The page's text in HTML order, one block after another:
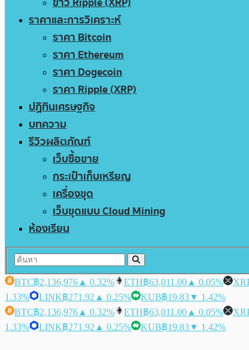
ราคาและการวิเคราะห์
ราคา Bitcoin
ราคา Ethereum
ราคา Dogecoin
ราคา Ripple (XRP)
ปฏิทินเศรษฐกิจ
บทความ
รีวิวผลิตภัณฑ์
เว็บซื้อขาย
กระเป๋าเก็บเหรียญ
เครื่องขุด
เว็บขุดแบบ Cloud Mining
ห้องเรียน
BTC฿2,136,976 ▲ 0.32% ETH฿63,011.00 ▲ 0.05%
1.33%
LINK฿271.92 ▲ 0.25% KUB฿19.83▼ 1.42%
BTC฿2,136,976 ▲ 0.32% ETH฿63,011.00 ▲ 0.05%
1.33%
LINK฿271.92 ▲ 0.25% KUB฿19.83▼ 1.42%